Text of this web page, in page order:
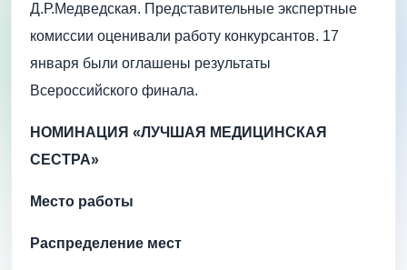
Д.Р.Медведская. Представительные экспертные
комиссии оценивали работу конкурсантов. 17
января были оглашены результаты
Всероссийского финала.
НОМИНАЦИЯ «ЛУЧШАЯ МЕДИЦИНСКАЯ
СЕСТРА»
Место работы
Распределение мест